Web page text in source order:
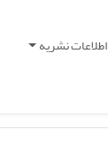
اطلاعات نشریه